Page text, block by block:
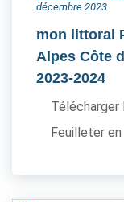
décembre 2023
mon littoral
Alpes Côte
2023-2024
Télécharger
Feuilleter en